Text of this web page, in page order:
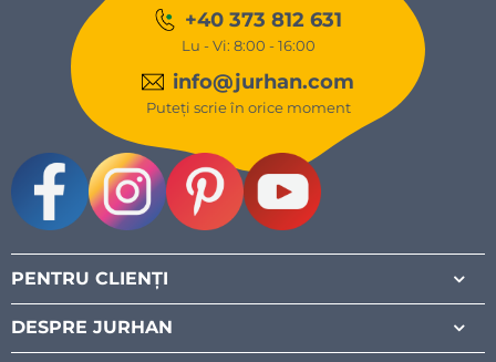
+40 373 812 631
Lu - Vi: 8:00 - 16:00
info@jurhan.com
Puteți scrie în orice moment
PENTRU CLIENȚI
DESPRE JURHAN